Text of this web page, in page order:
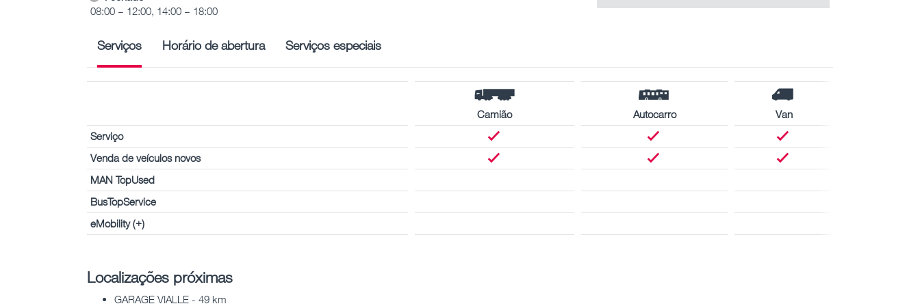
08:00 – 12:00, 14:00 – 18:00
Serviços Horário de abertura Serviços especiais
Camião Autocarro
Van
Serviço
Venda de veículos novos
MAN TopUsed
BusTopService
eMobility (+)
Localizações próximas
GARAGE VIALLE - 49 km